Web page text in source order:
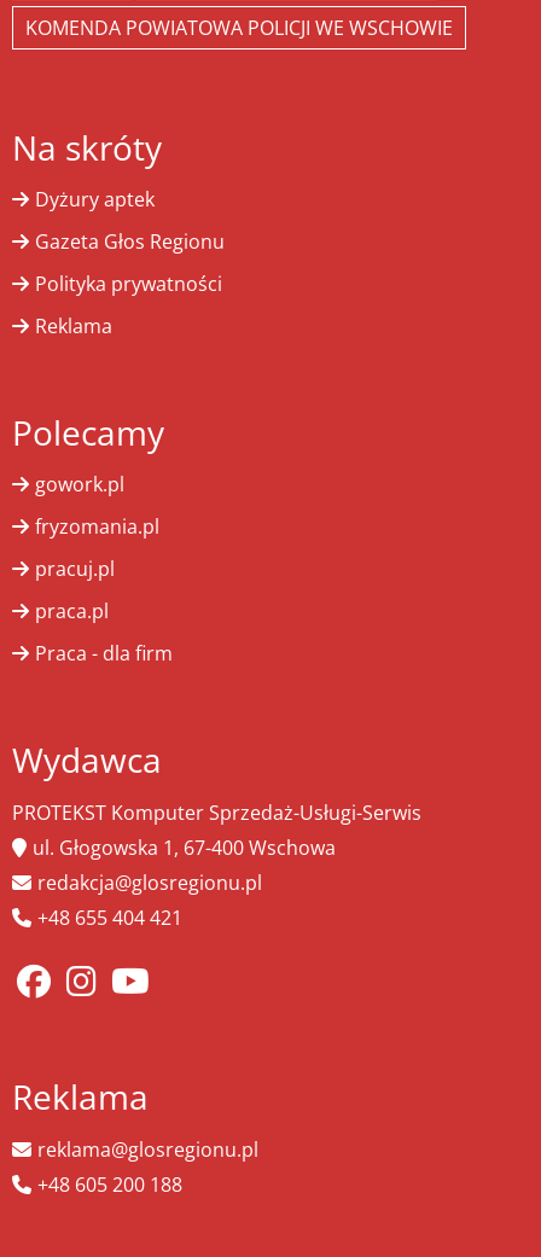
KOMENDA POWIATOWA POLICJI WE WSCHOWIE
Na skróty
Dyżury aptek
Gazeta Głos Regionu
Polityka prywatności
Reklama
Polecamy
gowork.pl
fryzomania.pl
pracuj.pl
praca.pl
Praca - dla firm
Wydawca
PROTEKST Komputer Sprzedaż-Usługi-Serwis
ul. Głogowska 1, 67-400 Wschowa
redakcja@glosregionu.pl
+48 655 404 421
Reklama
reklama@glosregionu.pl
+48 605 200 188